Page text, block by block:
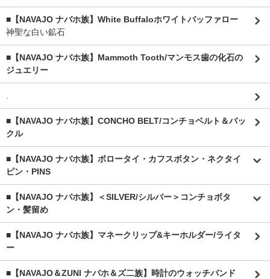
■【NAVAJO ナバホ族】White Buffaloホワイトバッファロー
神聖な白い鉱石
■【NAVAJO ナバホ族】Mammoth Tooth/マンモス歯の化石の
ジュエリー
.
■【NAVAJO ナバホ族】CONCHO BELT/コンチョベルト＆バッ
クル
■【NAVAJO ナバホ族】ボロータイ・カフスボタン・ネクタイ
ピン・PINS
■【NAVAJO ナバホ族】＜SILVER/シルバー＞コンチョボタ
ン・髪留め
■【NAVAJO ナバホ族】マネークリップ&キーホルダー/ライタ
ー
■【NAVAJO＆ZUNI ナバホ＆ズ二族】時計のウォッチバンド